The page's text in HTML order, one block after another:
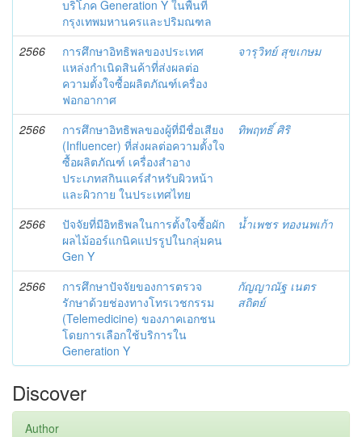
บริโภค Generation Y ในพื้นที่
กรุงเทพมหานครและปริมณฑล
2566
การศึกษาอิทธิพลของประเทศ
แหล่งกำเนิดสินค้าที่ส่งผลต่อ
ความตั้งใจซื้อผลิตภัณฑ์เครื่อง
ฟอกอากาศ
จารุวิทย์ สุขเกษม
2566
การศึกษาอิทธิพลของผู้ที่มีชื่อเสียง
(Influencer) ที่ส่งผลต่อความตั้งใจ
ซื้อผลิตภัณฑ์ เครื่องสำอาง
ประเภทสกินแคร์สำหรับผิวหน้า
และผิวกาย ในประเทศไทย
ทิพฤทธิ์ ศิริ
2566
ปัจจัยที่มีอิทธิพลในการตั้งใจซื้อผัก
ผลไม้ออร์แกนิคแปรรูปในกลุ่มคน
Gen Y
น้ำเพชร ทองนพเก้า
2566
การศึกษาปัจจัยของการตรวจ
รักษาด้วยช่องทางโทรเวชกรรม
(Telemedicine) ของภาคเอกชน
โดยการเลือกใช้บริการใน
Generation Y
กัญญาณัฐ เนตร
สถิตย์
Discover
Author